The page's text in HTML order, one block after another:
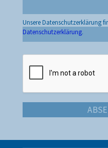
Unsere Datenschutzerklärung
Datenschutzerklärung.